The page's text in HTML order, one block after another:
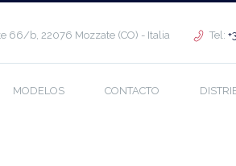
66/b, 22076 Mozzate (CO) - Italia Tel:
MODELOS CONTACTO